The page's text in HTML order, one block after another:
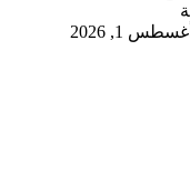
أغسطس 1, 2026